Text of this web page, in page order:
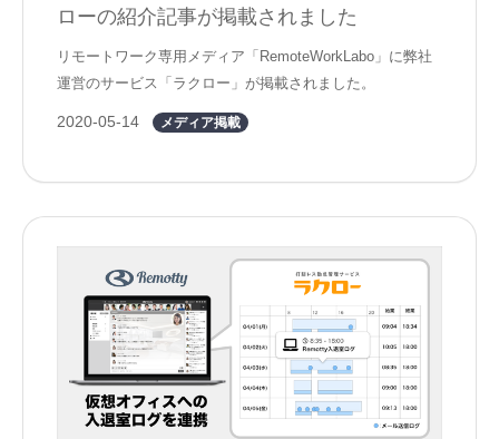
ローの紹介記事が掲載されました
リモートワーク専用メディア「RemoteWorkLabo」に弊社
運営のサービス「ラクロー」が掲載されました。
2020-05-14 メディア掲載